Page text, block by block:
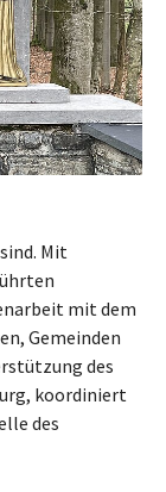
Mit
mit dem
Gemeinden
des
koordiniert
des